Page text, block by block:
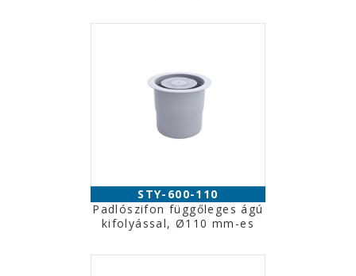
STY-600-110
Padlószifon függőleges ágú
kifolyással, Ø110 mm-es